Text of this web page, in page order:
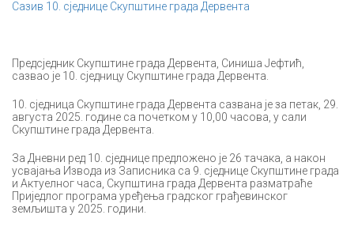
Сазив 10. сједнице Скупштине града Дервента
Предсједник Скупштине града Дервента, Синиша Јефтић,
сазвао је 10. сједницу Скупштине града Дервента.
10. сједница Скупштине града Дервента сазвана је за петак, 29.
августа 2025. године са почетком у 10,00 часова, у сали
Скупштине града Дервента.
За Дневни ред 10. сједнице предложено је 26 тачака, а након
усвајања Извода из Записника са 9. сједнице Скупштине града
и Актуелног часа, Скупштина града Дервента разматраће
Приједлог програма уређења градског грађевинског
земљишта у 2025. години.